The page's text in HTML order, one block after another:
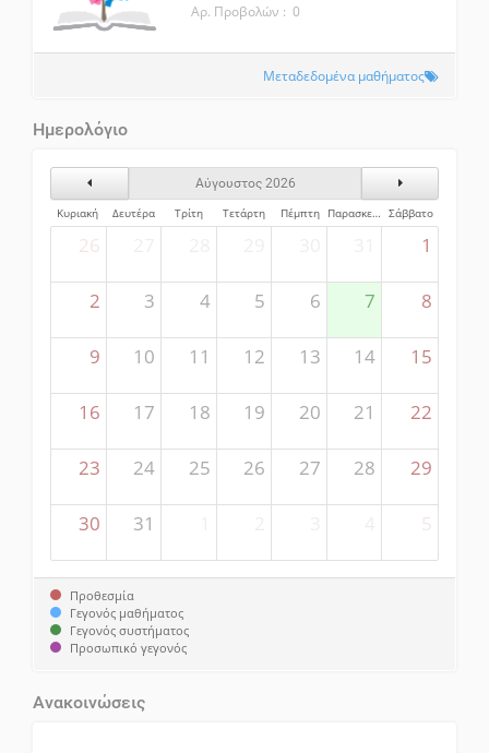
Αρ. Προβολών : 0
Μεταδεδομένα μαθήματος
Ημερολόγιο
Προηγούμενος ΜήναςΑύγουστος 2026
Επόμενος
Κυριακή
Δευτέρα Τρίτη Τετάρτη Πέμπτη Παρασκευή Σάββατο
26 1
2 3 4 5 6 7 8
9 10 11 12 13 14 15
16 17 18 19 20 21 22
23 24 25 26 27 28 29
30 31 5
Προθεσμία
Γεγονός μαθήματος
Γεγονός συστήματος
Προσωπικό γεγονός
Ανακοινώσεις